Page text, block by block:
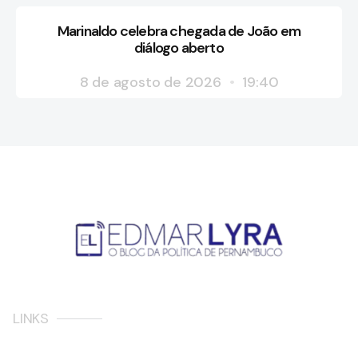
Marinaldo celebra chegada de João em
diálogo aberto
8 de agosto de 2026
19:40
LINKS